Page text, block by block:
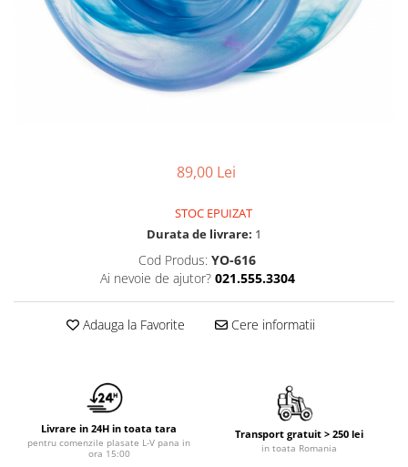
89,00 Lei
STOC EPUIZAT
Durata de livrare: 1
Cod Produs: YO-616
Ai nevoie de ajutor? 021.555.3304
Adauga la Favorite Cere informatii
Livrare in 24H in toata tara
pentru comenzile plasate L-V pana in
ora 15:00
Transport gratuit > 250 lei
in toata Romania